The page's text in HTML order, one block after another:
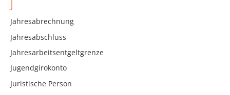
Jahresabrechnung
Jahresabschluss
Jahresarbeitsentgeltgrenze
Jugendgirokonto
Juristische Person